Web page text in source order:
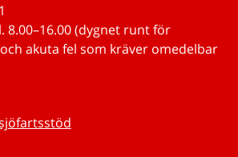
8.00–16.00 (dygnet runt för
akuta fel som kräver omedelbar